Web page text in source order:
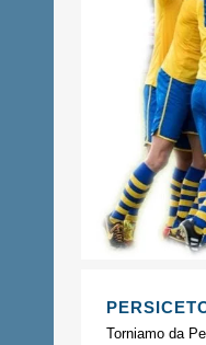
Torniamo da